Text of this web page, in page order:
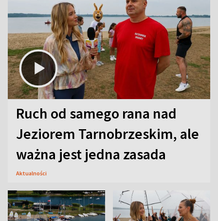
Ruch od samego rana nad
Jeziorem Tarnobrzeskim, ale
ważna jest jedna zasada
Aktualności